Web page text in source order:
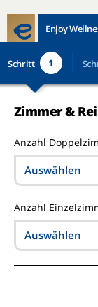
Enjoy
Schritt 1
Zimmer &
Anzahl
Auswählen
Anzahl
Auswählen